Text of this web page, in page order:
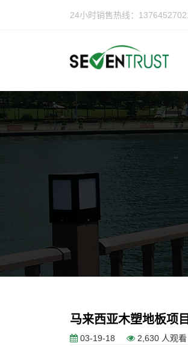
24小时销售热线：
马来西亚木塑地板项目
03-19-18 2,630 人观看